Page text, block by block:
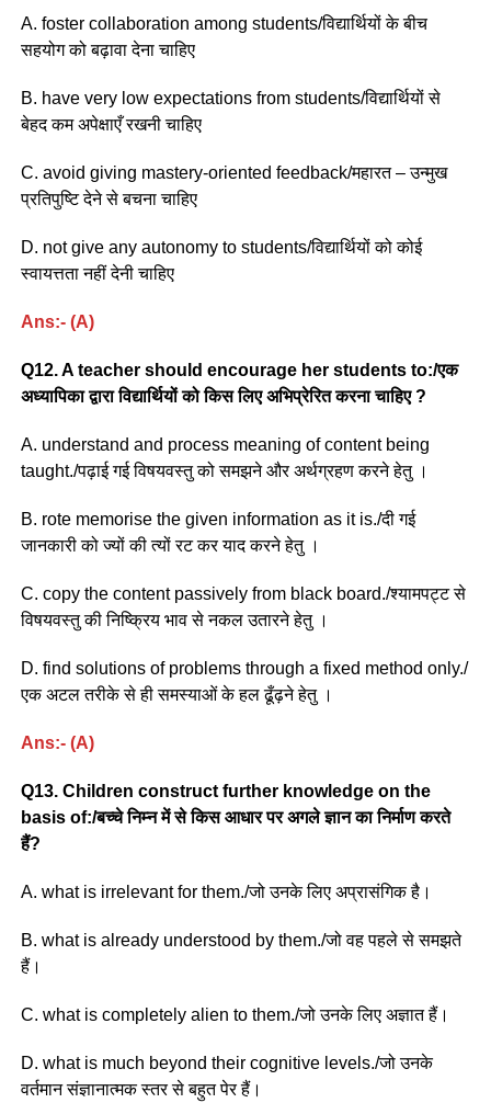
A. foster collaboration among students/विद्यार्थियों के बीच
सहयोग को बढ़ावा देना चाहिए
B. have very low expectations from students/विद्यार्थियों से
बेहद कम अपेक्षाएँ रखनी चाहिए
C. avoid giving mastery-oriented feedback/महारत – उन्मुख
प्रतिपुष्टि देने से बचना चाहिए
D. not give any autonomy to students/विद्यार्थियों को कोई
स्वायत्तता नहीं देनी चाहिए
Ans:- (A)
Q12. A teacher should encourage her students to:/एक
अध्यापिका द्वारा विद्यार्थियों को किस लिए अभिप्रेरित करना चाहिए ?
A. understand and process meaning of content being
taught./पढ़ाई गई विषयवस्तु को समझने और अर्थग्रहण करने हेतु ।
B. rote memorise the given information as it is./दी गई
जानकारी को ज्यों की त्यों रट कर याद करने हेतु ।
C. copy the content passively from black board./श्यामपट्ट से
विषयवस्तु की निष्क्रिय भाव से नकल उतारने हेतु ।
D. find solutions of problems through a fixed method only./
एक अटल तरीके से ही समस्याओं के हल ढूँढ़ने हेतु ।
Ans:- (A)
Q13. Children construct further knowledge on the
basis of:/बच्चे निम्न में से किस आधार पर अगले ज्ञान का निर्माण करते
हैं?
A. what is irrelevant for them./जो उनके लिए अप्रासंगिक है।
B. what is already understood by them./जो वह पहले से समझते
हैं।
C. what is completely alien to them./जो उनके लिए अज्ञात हैं।
D. what is much beyond their cognitive levels./जो उनके
वर्तमान संज्ञानात्मक स्तर से बहुत पेर हैं।